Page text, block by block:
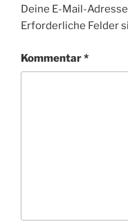
Deine E-Mail-
Erforderliche Felder
Kommentar*